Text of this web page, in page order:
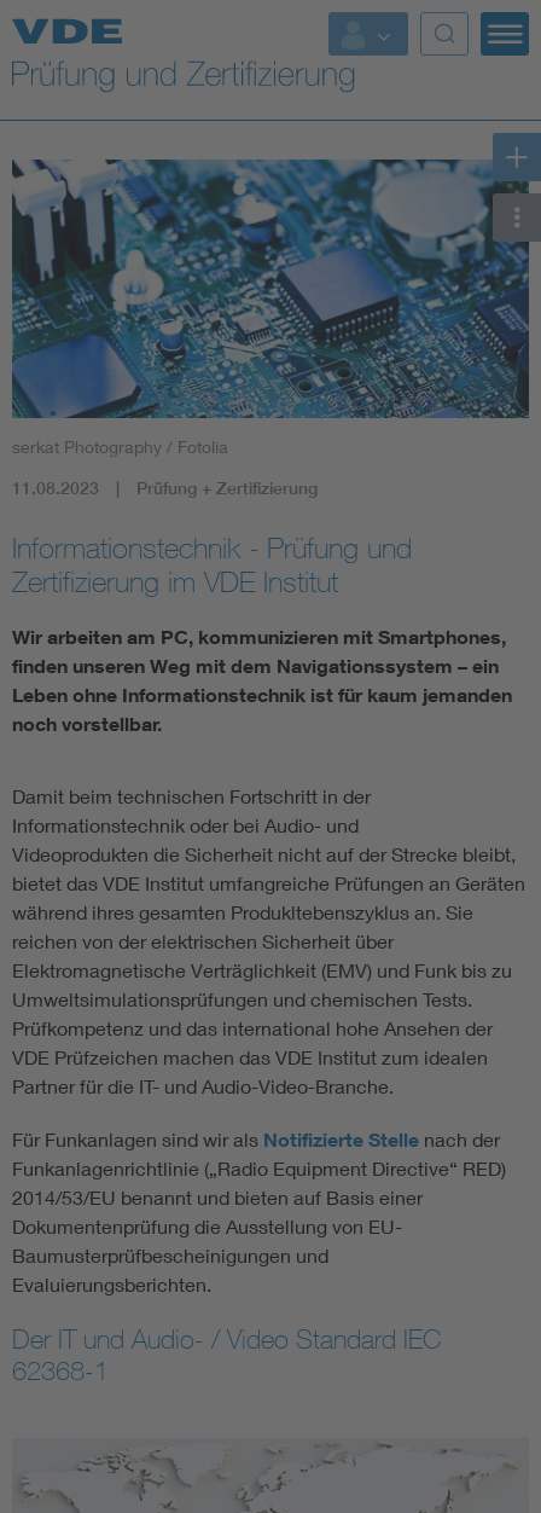
Top Themen
Fokusthemen
Energy
AI & Digital Trust
Health
Mobility
Assisted Living
Electromobility
Energy efficiency
Energy storage
Functional safety
serkat Photography / Fotolia
11.08.2023 Prüfung + Zertifizierung
Informationstechnik - Prüfung und
Zertifizierung im VDE Institut
Wir arbeiten am PC, kommunizieren mit Smartphones,
finden unseren Weg mit dem Navigationssystem – ein
Leben ohne Informationstechnik ist für kaum jemanden
noch vorstellbar.
Damit beim technischen Fortschritt in der
Informationstechnik oder bei Audio- und
Videoprodukten die Sicherheit nicht auf der Strecke bleibt,
bietet das VDE Institut umfangreiche Prüfungen an Geräten
während ihres gesamten Produkltebenszyklus an. Sie
reichen von der elektrischen Sicherheit über
Elektromagnetische Verträglichkeit (EMV) und Funk bis zu
Umweltsimulationsprüfungen und chemischen Tests.
Prüfkompetenz und das international hohe Ansehen der
VDE Prüfzeichen machen das VDE Institut zum idealen
Partner für die IT- und Audio-Video-Branche.
Für Funkanlagen sind wir als Notifizierte Stelle nach der
Funkanlagenrichtlinie („Radio Equipment Directive“ RED)
2014/53/EU benannt und bieten auf Basis einer
Dokumentenprüfung die Ausstellung von EU-
Baumusterprüfbescheinigungen und
Evaluierungsberichten.
Der IT und Audio- / Video Standard IEC
62368-1